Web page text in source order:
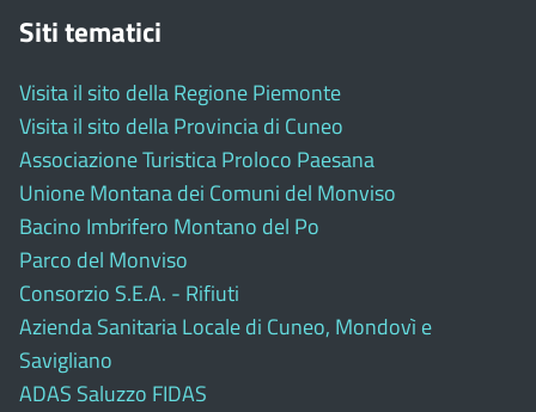
Siti tematici
Visita il sito della Regione Piemonte
Visita il sito della Provincia di Cuneo
Associazione Turistica Proloco Paesana
Unione Montana dei Comuni del Monviso
Bacino Imbrifero Montano del Po
Parco del Monviso
Consorzio S.E.A. - Rifiuti
Azienda Sanitaria Locale di Cuneo, Mondovì e
Savigliano
ADAS Saluzzo FIDAS